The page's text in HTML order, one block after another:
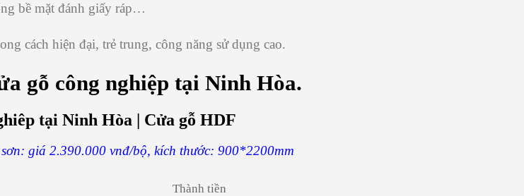
bề mặt đánh giấy ráp…
cách hiện đại, trẻ trung, công năng sử dụng cao.
gỗ công nghiệp tại Ninh Hòa.
tại Ninh Hòa | Cửa gỗ HDF
giá 2.390.000 vnđ/bộ, kích thước: 900*2200mm
Thành tiền